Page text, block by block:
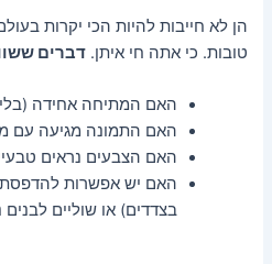
הן לא חייבות להיות הכי יקרות
טובות. כי אתה חי איתן.דברים
האם המתיחה אחידה (בלי
האם התמונה מגיעה עם
האם הצבעים נראים
האם יש אפשרות
בצדדים) או שוליים לבנים